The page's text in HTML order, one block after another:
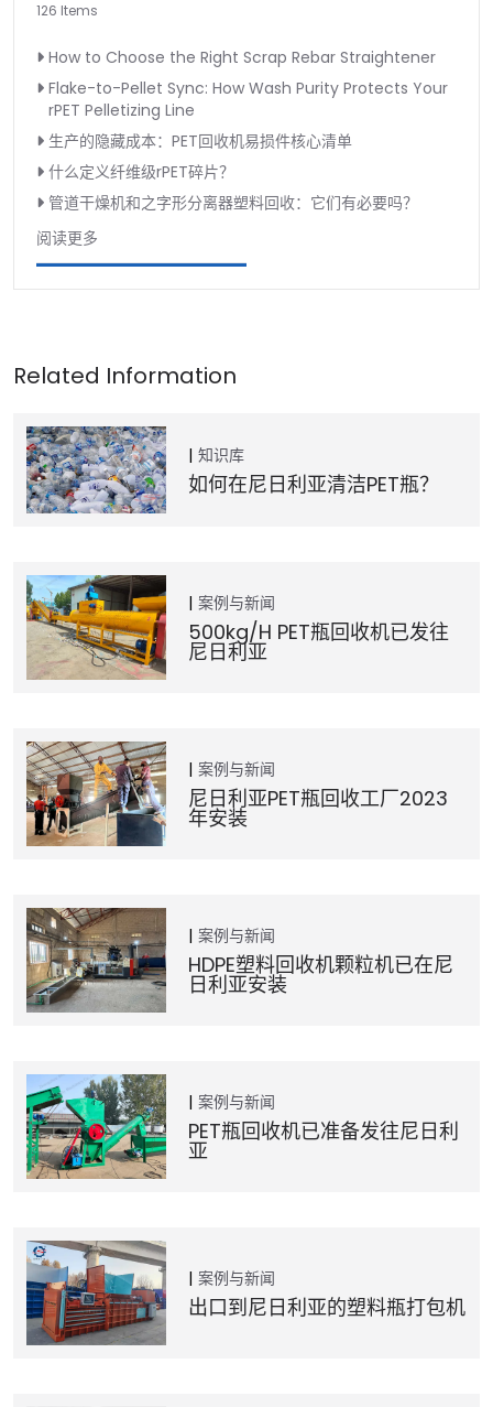
126 Items
How to Choose the Right Scrap Rebar Straightener
Flake-to-Pellet Sync: How Wash Purity Protects Your
rPET Pelletizing Line
生产的隐藏成本：PET回收机易损件核心清单
什么定义纤维级rPET碎片？
管道干燥机和之字形分离器塑料回收：它们有必要吗？
阅读更多
知识库
如何在尼日利亚清洁PET瓶？
案例与新闻
500kg/h PET瓶回收机已发往
尼日利亚
案例与新闻
尼日利亚PET瓶回收工厂2023
年安装
案例与新闻
HDPE塑料回收机颗粒机已在尼
日利亚安装
案例与新闻
PET瓶回收机已准备发往尼日利
亚
案例与新闻
出口到尼日利亚的塑料瓶打包机